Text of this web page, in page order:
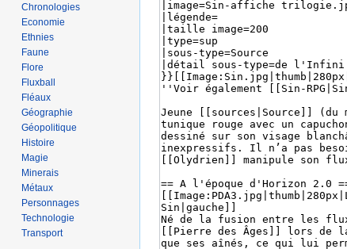
Chronologies
Economie
Ethnies
Faune
Flore
Fluxball
Fléaux
Géographie
Géopolitique
Histoire
Magie
Minerais
Métaux
Personnages
Technologie
Transport